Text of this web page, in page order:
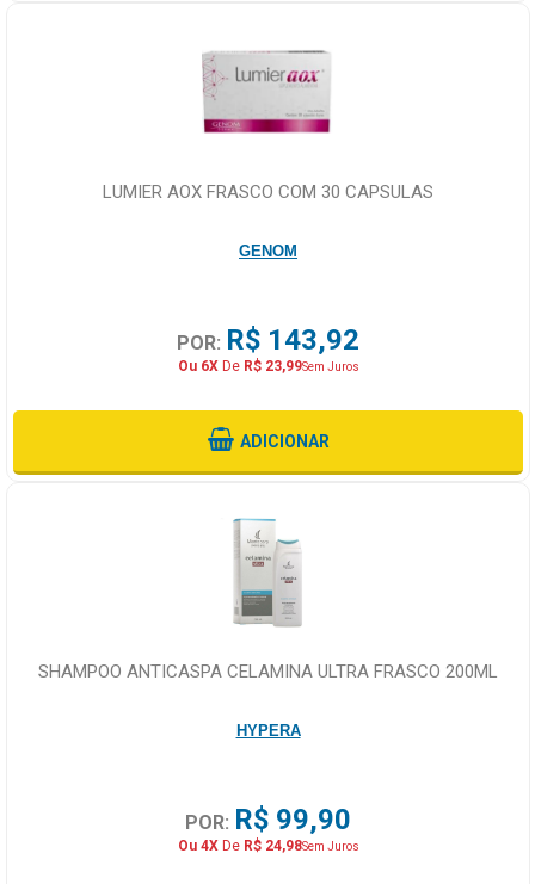
LUMIER AOX FRASCO COM 30 CAPSULAS
GENOM
POR: R$ 143,92
Ou 6XDe R$ 23,99Sem Juros
ADICIONAR
SHAMPOO ANTICASPA CELAMINA ULTRA FRASCO 200ML
HYPERA
POR: R$ 99,90
Ou 4XDe R$ 24,98Sem Juros